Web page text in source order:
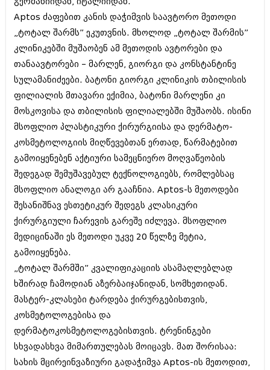
ანონსი
არქივი
აგვისტო 2018 (162)
ივლისი 2018 (223)
ივნისი 2018 (244)
მაისი 2018 (211)
აპრილი 2018 (194)
მარტი 2018 (256)
თებერვალი 2018 (208)
დეკემბერი 2017 (243)
ნოემბერი 2017 (212)
ოქტომბერი 2017 (231)
სექტემბერი 2017 (261)
აგვისტო 2017 (212)
ივლისი 2017 (233)
ივნისი 2017 (265)
მაისი 2017 (216)
აპრილი 2017 (220)
მარტი 2017 (212)
თებერვალი 2017 (205)
იანვარი 2017 (246)
ნოემბერი 2016 (207)
ოქტომბერი 2016 (257)
სექტემბერი 2016 (224)
აგვისტო 2016 (258)
ივლისი 2016 (211)
ნოემბერი 2020 (103)
ოქტომბერი 2020 (209)
სექტემბერი 2020 (204)
აგვისტო 2020 (249)
ივლისი 2020 (204)
ივნისი 2020 (249)
არქივის ზომის ნახვა
Aptos ძაფებით კანის დაჭიმვის საავტორო მეთოდი
„ტოტალ შარმს” ეკუთვნის. მხოლოდ „ტოტალ შარმის”
კლინიკებში მუშაობენ ამ მეთოდის ავტორები და
თანაავტორები – მარლენ, გიორგი და კონსტანტინე
სულამანიძეები. ბატონი გიორგი კლინიკის თბილისის
ფილიალის მთავარი ექიმია, ბატონი მარლენი კი
მოსკოვისა და თბილისის ფილიალებში მუშაობს. ისინი
მსოფლიო პლასტიკური ქირურგიისა და დერმატო-
კოსმეტოლოგიის მიღწევებთან ერთად, წარმატებით
გამოიყენებენ აქტიური სამეცნიერო მოღვაწეობის
შედეგად შემუშავებულ ტექნოლოგიებს, რომლებსაც
მსოფლიო ანალოგი არ გააჩნია. Aptos-ს მეთოდები
შესანიშნავ ესთეტიკურ შედეგს კლასიკური
ქირურგიული ჩარევის გარეშე იძლევა. მსოფლიო
მედიცინაში ეს მეთოდი უკვე 20 წელზე მეტია,
გამოიყენება.
„ტოტალ შარმში” კვალიფიკაციის ასამაღლებლად
ხშირად ჩამოდიან აზერბაიჯანიდან, სომხეთიდან.
მასტერ-კლასები ტარდება ქირურგებისთვის,
კოსმეტოლოგებისა და
დერმატოკოსმეტოლოგებისთვის. ტრენინგები
სხვადასხვა მიმართულებას მოიცავს. მათ შორისაა:
სახის მცირეინვაზიური გადაჭიმვა Aptos-ის მეთოდით,